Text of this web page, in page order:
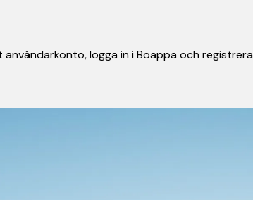
logga in i Boappa och registrera